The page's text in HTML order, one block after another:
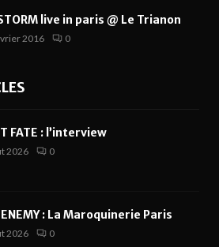
live in paris @ Le Trianon
2016 0
FATE : l’interview
2026 0
ENEMY : La Maroquinerie Paris
2026 0